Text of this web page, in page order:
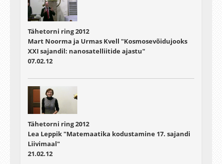
Tähetorni ring 2012
Mart Noorma ja Urmas Kvell "Kosmosevõidujooks
XXI sajandil: nanosatelliitide ajastu"
07.02.12
Tähetorni ring 2012
Lea Leppik "Matemaatika kodustamine 17. sajandi
Liivimaal"
21.02.12